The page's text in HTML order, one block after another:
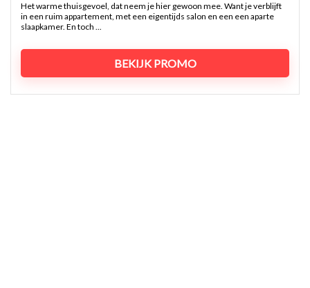
Het warme thuisgevoel, dat neem je hier gewoon mee. Want je verblijft
in een ruim appartement, met een eigentijds salon en een een aparte
slaapkamer. En toch ...
BEKIJK PROMO